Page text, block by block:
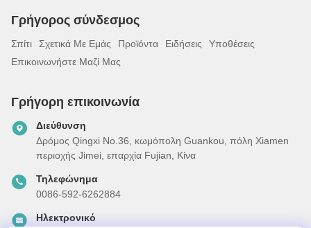
Γρήγορος σύνδεσμος
Σπίτι Σχετικά Με Εμάς Προϊόντα Ειδήσεις
Υποθέσεις
Επικοινωνήστε Μαζί Μας
Γρήγορη επικοινωνία
Διεύθυνση
Δρόμος Qingxi No.36, κωμόπολη Guankou, πόλη Xiamen
περιοχής Jimei, επαρχία Fujian, Κίνα
Τηλεφώνημα
0086-592-6262884
Ηλεκτρονικό